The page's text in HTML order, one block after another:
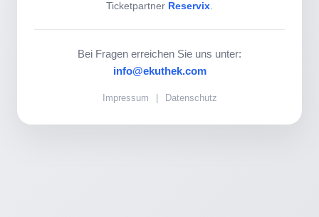
Ticketpartner Reservix
Bei Fragen erreichen Sie uns unter:
info@ekuthek.com
Impressum | Datenschutz